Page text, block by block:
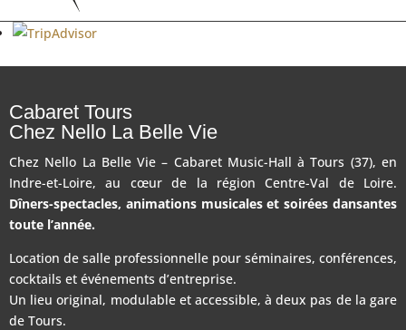
Cabaret Tours
Chez Nello La Belle Vie
Chez Nello La Belle Vie – Cabaret Music-Hall à Tours (37), en
Indre-et-Loire, au cœur de la région Centre-Val de Loire.
Dîners-spectacles, animations musicales et soirées dansantes
toute l’année.
Location de salle professionnelle pour séminaires, conférences,
cocktails et événements d’entreprise.
Un lieu original, modulable et accessible, à deux pas de la gare
de Tours.